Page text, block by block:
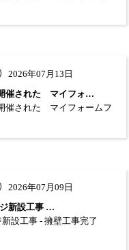
2026年07月13日
催された マイフォ…
催された マイフォームフ
2026年07月09日
新設工事 …
設工事 - 擁壁工事完了